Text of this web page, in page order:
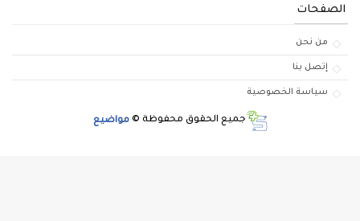
الصفحات
من نحن
إتصل بنا
سياسة الخصوصية
جميع الحقوق محفوظة © مواضيع